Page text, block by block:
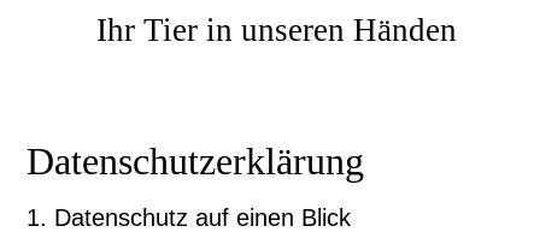
Ihr Tier in unseren Händen
Datenschutzerklärung
1. Datenschutz auf einen Blick